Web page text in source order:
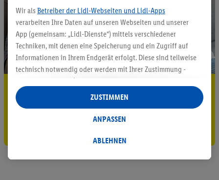
5.95 € Versand sparen³²ᵃ
Wir als Betreiber der Lidl-Webseiten und Lidl-Apps
verarbeiten Ihre Daten auf unseren Webseiten und unserer
App (gemeinsam: „Lidl-Dienste“) mittels verschiedener
Techniken, mit denen eine Speicherung und ein Zugriff auf
Informationen in Ihrem Endgerät erfolgt. Diese sind teilweise
technisch notwendig oder werden mit Ihrer Zustimmung -
auch durch Partner (u.a.
Verantwortliche; im Zusammenhang mit dem IAB TCF
insgesamt
Statistik-Erstellung oder für personalisierte Werbung
Datenverarbeitungen für personalisierte Werbung werden
ABLEHNEN
ANPASSEN
ZUSTIMMEN